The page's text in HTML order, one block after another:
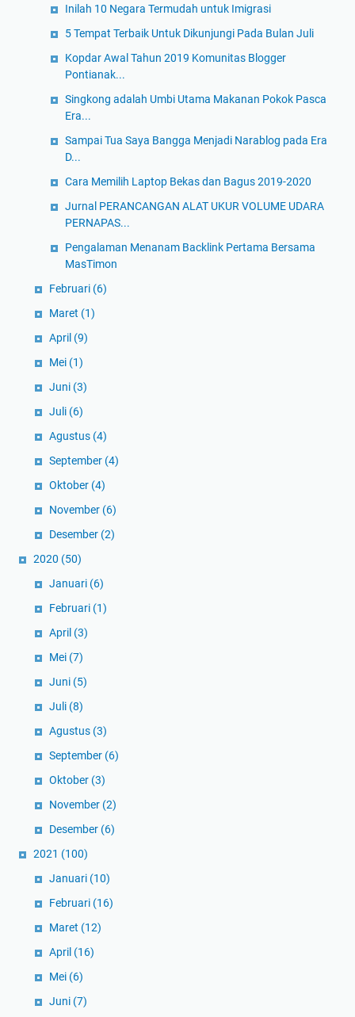
Inilah 10 Negara Termudah untuk Imigrasi
5 Tempat Terbaik Untuk Dikunjungi Pada Bulan Juli
Kopdar Awal Tahun 2019 Komunitas Blogger
Pontianak...
Singkong adalah Umbi Utama Makanan Pokok Pasca
Era...
Sampai Tua Saya Bangga Menjadi Narablog pada Era
D...
Cara Memilih Laptop Bekas dan Bagus 2019-2020
Jurnal PERANCANGAN ALAT UKUR VOLUME UDARA
PERNAPAS...
Pengalaman Menanam Backlink Pertama Bersama
MasTimon
Februari (6)
Maret (1)
April (9)
Mei (1)
Juni (3)
Juli (6)
Agustus (4)
September (4)
Oktober (4)
November (6)
Desember (2)
2020 (50)
Januari (6)
Februari (1)
April (3)
Mei (7)
Juni (5)
Juli (8)
Agustus (3)
September (6)
Oktober (3)
November (2)
Desember (6)
2021 (100)
Januari (10)
Februari (16)
Maret (12)
April (16)
Mei (6)
Juni (7)